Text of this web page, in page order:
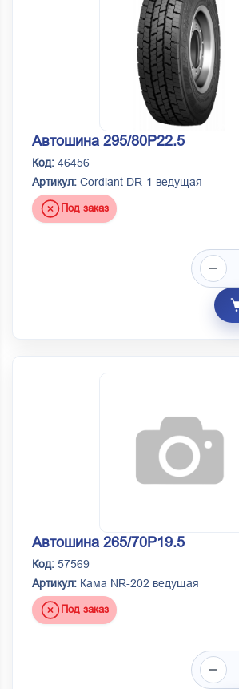
Автошина 295/80Р22.5
Код: 46456
Артикул: Cordiant DR-1 ведущая
Под заказ
Автошина 265/70Р19.5
Код: 57569
Артикул: Кама NR-202 ведущая
Под заказ